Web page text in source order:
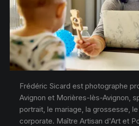
Frédéric Sicard est photographe
Avignon et Morières-lès-Avignon,
portrait, le mariage, la grossesse,
corporate. Maître Artisan d'Art et